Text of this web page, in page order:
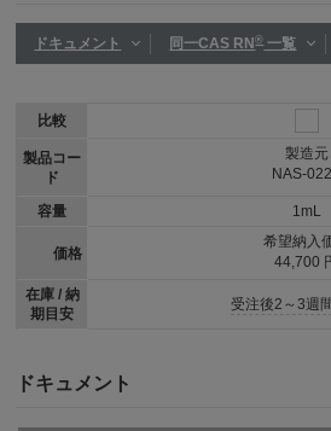
ドキュメント 同一CAS RN®一覧
比較
製品コー
ド
容量
価格
在庫 / 納
期目安
製造元
NAS-
1mL
希望納入
44,700
受注後2～3週
ドキュメント